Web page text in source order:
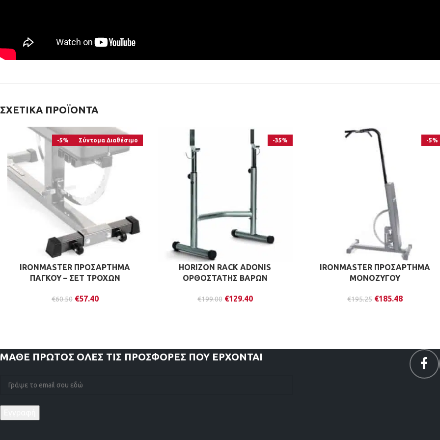
ΣΧΕΤΙΚΆ ΠΡΟΪΌΝΤΑ
-5% Σύντομα Διαθέσιμο
IRONMASTER ΠΡΟΣΑΡΤΗΜΑ
ΠΑΓΚΟΥ – ΣΕΤ ΤΡΟΧΩΝ
€60.50 €57.40
-35%
HORIZON RACK ADONIS
ΟΡΘΟΣΤΑΤΗΣ ΒΑΡΩΝ
€199.00 €129.40
-5%
IRONMASTER ΠΡΟΣΑΡΤΗΜΑ
ΜΟΝΟΖΥΓΟΥ
€195.25 €185.48
ΜΑΘΕ ΠΡΩΤΟΣ ΟΛΕΣ ΤΙΣ ΠΡΟΣΦΟΡΕΣ ΠΟΥ ΕΡΧΟΝΤΑΙ